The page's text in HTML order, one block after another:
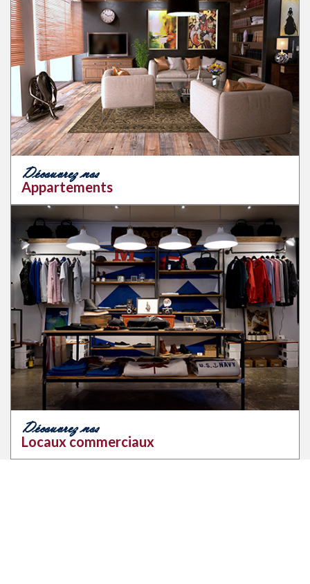
Découvrez nos
Appartements
Découvrez nos
Locaux commerciaux